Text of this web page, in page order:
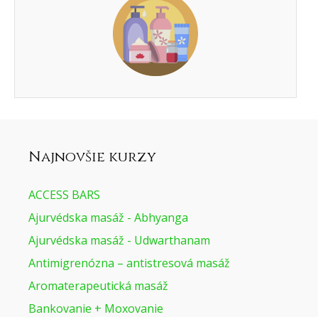
Najnovšie kurzy
ACCESS BARS
Ajurvédska masáž - Abhyanga
Ajurvédska masáž - Udwarthanam
Antimigrenózna – antistresová masáž
Aromaterapeutická masáž
Bankovanie + Moxovanie